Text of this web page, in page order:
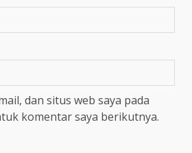
dan situs web saya pada
komentar saya berikutnya.